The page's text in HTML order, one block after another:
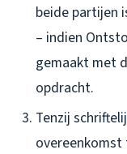
beide partijen
– indien
gemaakt met
opdracht.
Tenzij
overeenkomst